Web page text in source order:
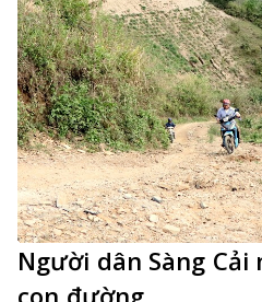
Người dân Sàng
con đường